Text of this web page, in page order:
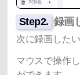
Step2. 録画
次に録画した
マウスで操作